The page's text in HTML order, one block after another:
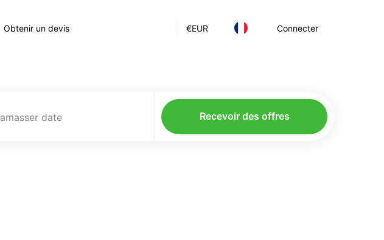
€EUR Connecter
Obtenir un devis
date Recevoir des offres